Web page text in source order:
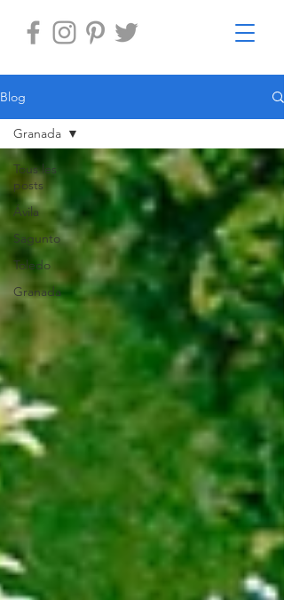
Blog
Tous les
posts
Ávila
Sagunto
Toledo
Granada
Granada